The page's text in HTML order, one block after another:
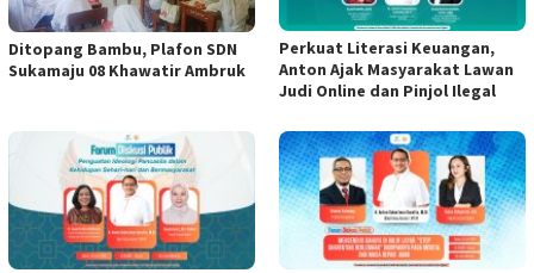
Ditopang Bambu, Plafon SDN
Sukamaju 08 Khawatir Ambruk
Perkuat Literasi Keuangan,
Anton Ajak Masyarakat Lawan
Judi Online dan Pinjol Ilegal